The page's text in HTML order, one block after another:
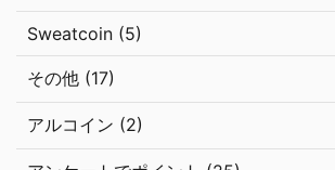
Sweatcoin (5)
その他 (17)
アルコイン (2)